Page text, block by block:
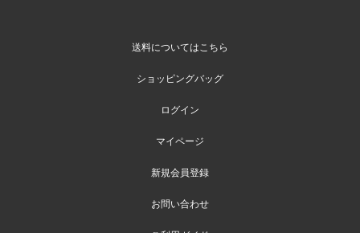
送料についてはこちら
ショッピングバッグ
ログイン
マイページ
新規会員登録
お問い合わせ